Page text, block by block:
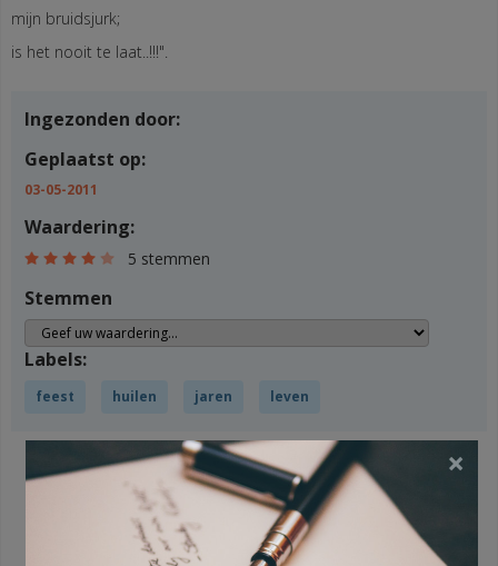
mijn bruidsjurk;
is het nooit te laat..!!!".
Ingezonden door:
Geplaatst op:
03-05-2011
Waardering:
5 stemmen
Stemmen
Labels:
feest huilen jaren leven
×